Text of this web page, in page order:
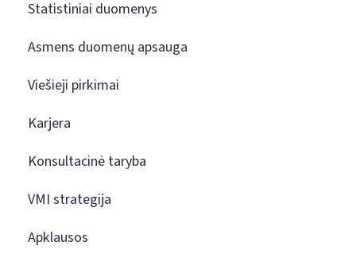
Statistiniai duomenys
Asmens duomenų apsauga
Viešieji pirkimai
Karjera
Konsultacinė taryba
VMI strategija
Apklausos